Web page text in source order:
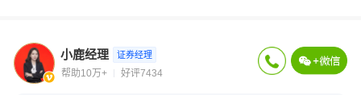
小鹿经理 证券经理
帮助10万+ 好评7434